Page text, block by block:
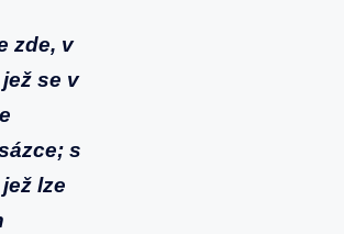
zde, v
se v
s
lze